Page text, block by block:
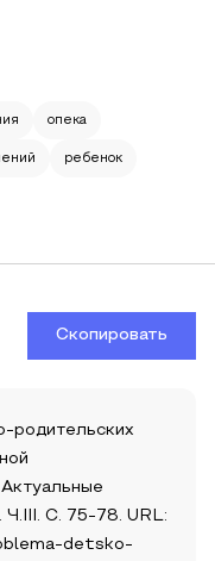
опека
ребенок
Скопировать
родительских
С. 75-78. URL:
detsko-